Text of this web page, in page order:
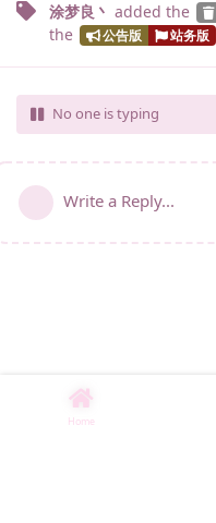
涂梦良丶 added the
the
公告版 站务版
No one is typing
Write a Reply...
Home